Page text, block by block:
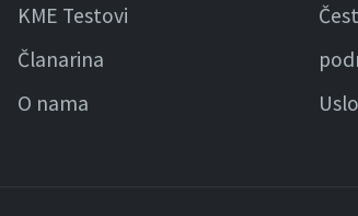
KME Testovi
Članarina
O nama